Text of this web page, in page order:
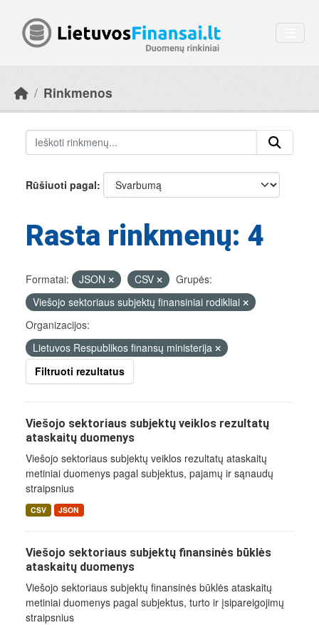
Rinkmenos
Rūšiuoti pagal
Rasta rinkmenų: 4
Formatai: JSON CSV
Grupės:
Viešojo sektoriaus subjektų finansiniai rodikliai
Organizacijos:
Lietuvos Respublikos finansų ministerija
Filtruoti rezultatus
Viešojo sektoriaus subjektų veiklos rezultatų
ataskaitų duomenys
Viešojo sektoriaus subjektų veiklos rezultatų ataskaitų
metiniai duomenys pagal subjektus, pajamų ir sąnaudų
straipsnius
CSV JSON
Viešojo sektoriaus subjektų finansinės būklės
ataskaitų duomenys
Viešojo sektoriaus subjektų finansinės būklės ataskaitų
metiniai duomenys pagal subjektus, turto ir įsipareigojimų
straipsnius